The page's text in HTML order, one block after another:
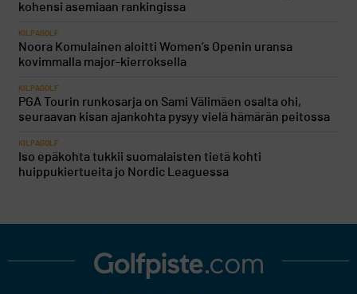
kohensi asemiaan rankingissa
KILPAGOLF
Noora Komulainen aloitti Women’s Openin uransa
kovimmalla major-kierroksella
KILPAGOLF
PGA Tourin runkosarja on Sami Välimäen osalta ohi,
seuraavan kisan ajankohta pysyy vielä hämärän peitossa
KILPAGOLF
Iso epäkohta tukkii suomalaisten tietä kohti
huippukiertueita jo Nordic Leaguessa